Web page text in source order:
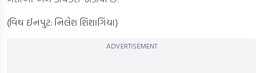
(વિથ ઈનપુટ: નિલેશ શિશાગિંયા)
ADVERTISEMENT